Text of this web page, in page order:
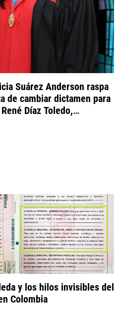
Suárez Anderson raspa
de cambiar dictamen para
Díaz Toledo,
y los hilos invisibles del
Colombia